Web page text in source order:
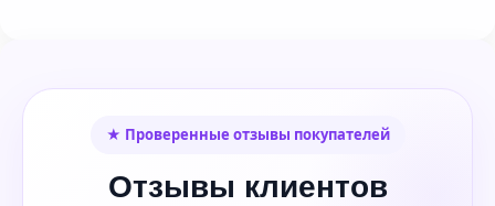
★ Проверенные отзывы покупателей
Отзывы клиентов